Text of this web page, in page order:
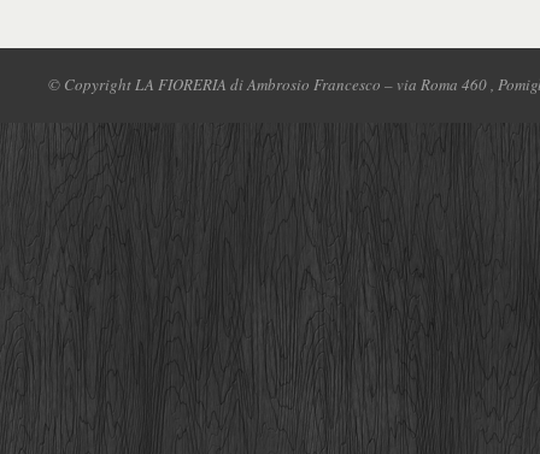
© Copyright LA FIORERIA di Ambrosio Francesco – via Roma 460 ,